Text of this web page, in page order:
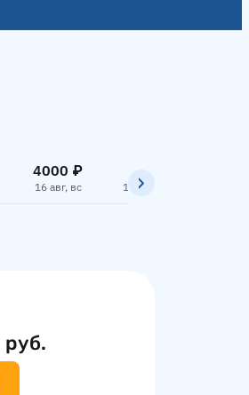
4000 ₽
16 авг, вс 17 авг, пн
руб.